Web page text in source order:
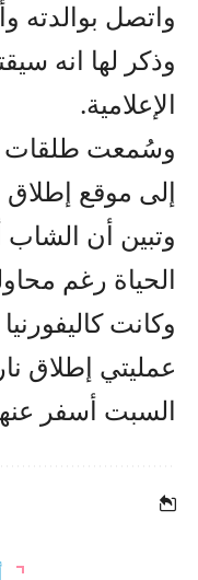
واتصل بوالدته
وذكر لها انه
الإعلامية.
وسُمعت طلقات
إلى موقع إطلاق
وتبين أن الشاب
الحياة رغم
وكانت
عمليتي إطلاق
السبت أسفر عنهما 18